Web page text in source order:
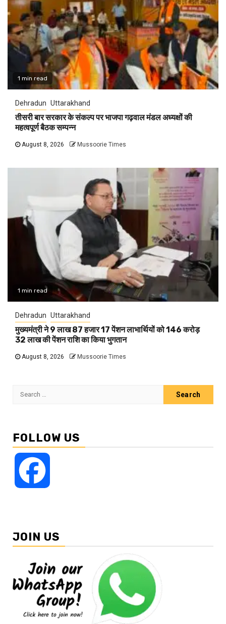
1 min read
Dehradun Uttarakhand
तीसरी बार सरकार के संकल्प पर भाजपा गढ़वाल मंडल अध्यक्षों की
महत्वपूर्ण बैठक सम्पन्न
August 8, 2026 Mussoorie Times
1 min read
Dehradun Uttarakhand
मुख्यमंत्री ने 9 लाख 87 हजार 17 पेंशन लाभार्थियों को 146 करोड़
32 लाख की पेंशन राशि का किया भुगतान
August 8, 2026 Mussoorie Times
Search
FOLLOW US
JOIN US